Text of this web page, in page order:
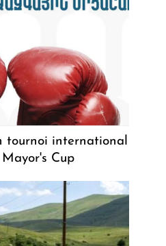
tournoi international
Cup